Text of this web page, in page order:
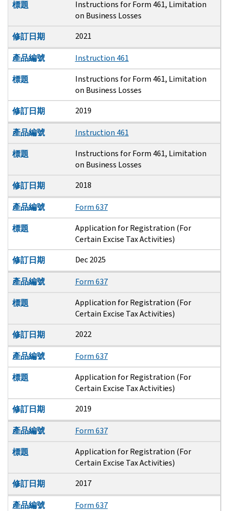
標題
Instructions for Form 461, Limitation
on Business Losses
修訂日期
2021
產品編號
Instruction 461
標題
Instructions for Form 461, Limitation
on Business Losses
修訂日期
2019
產品編號
Instruction 461
標題
Instructions for Form 461, Limitation
on Business Losses
修訂日期
2018
產品編號
Form 637
標題
Application for Registration (For
Certain Excise Tax Activities)
修訂日期
Dec 2025
產品編號
Form 637
標題
Application for Registration (For
Certain Excise Tax Activities)
修訂日期
2022
產品編號
Form 637
標題
Application for Registration (For
Certain Excise Tax Activities)
修訂日期
2019
產品編號
Form 637
標題
Application for Registration (For
Certain Excise Tax Activities)
修訂日期
2017
產品編號
Form 637